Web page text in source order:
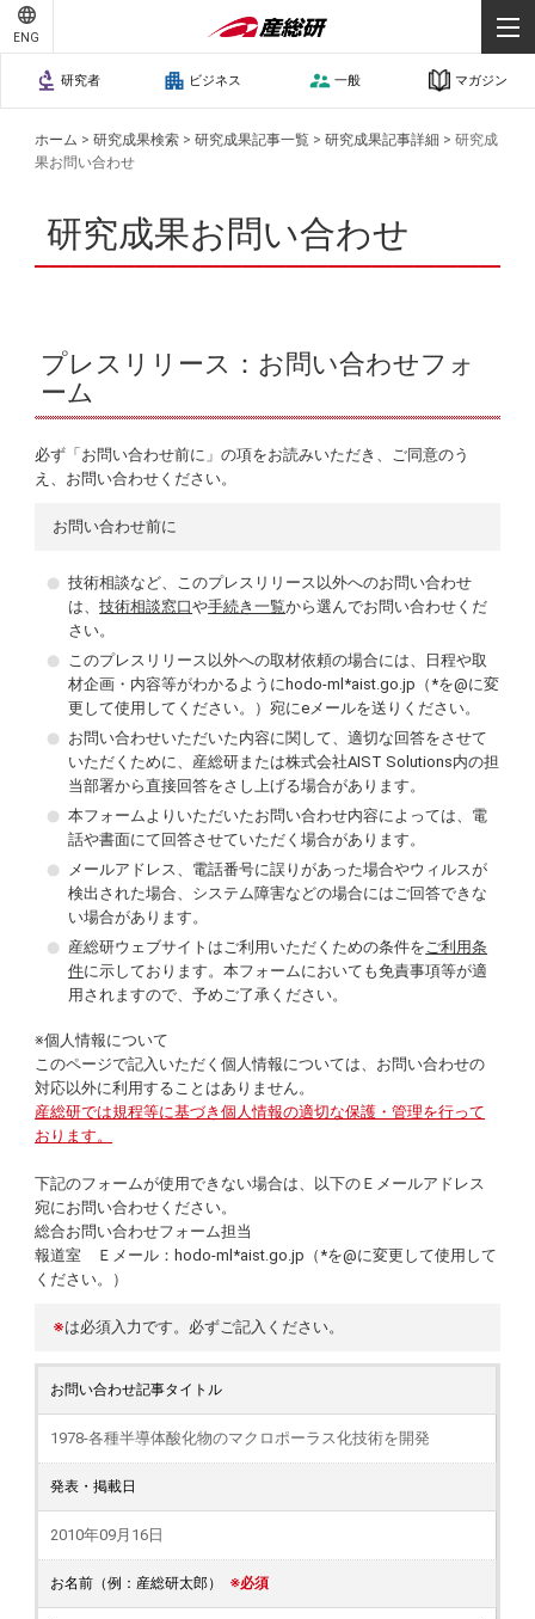
ENG
研究者 ビジネス 一般 マガジン
ホーム >研究成果検索 >研究成果記事一覧 >研究成果記事詳細 >研究成
果お問い合わせ
研究成果お問い合わせ
プレスリリース：お問い合わせフォ
ーム
必ず「お問い合わせ前に」の項をお読みいただき、ご同意のう
え、お問い合わせください。
お問い合わせ前に
技術相談など、このプレスリリース以外へのお問い合わせ
は、技術相談窓口や手続き一覧から選んでお問い合わせくだ
さい。
このプレスリリース以外への取材依頼の場合には、日程や取
材企画・内容等がわかるようにhodo-ml*aist.go.jp（*を@に変
更して使用してください。）宛にeメールを送りください。
お問い合わせいただいた内容に関して、適切な回答をさせて
いただくために、産総研または株式会社AIST Solutions内の担
当部署から直接回答をさし上げる場合があります。
本フォームよりいただいたお問い合わせ内容によっては、電
話や書面にて回答させていただく場合があります。
メールアドレス、電話番号に誤りがあった場合やウィルスが
検出された場合、システム障害などの場合にはご回答できな
い場合があります。
産総研ウェブサイトはご利用いただくための条件を ご利用条
件に示しております。本フォームにおいても免責事項等が適
用されますので、予めご了承ください。
※個人情報について
このページで記入いただく個人情報については、お問い合わせの
対応以外に利用することはありません。
産総研では規程等に基づき個人情報の適切な保護・管理を行って
おります。
下記のフォームが使用できない場合は、以下のＥメールアドレス
宛にお問い合わせください。
総合お問い合わせフォーム担当
報道室 Ｅメール：hodo-ml*aist.go.jp（*を@に変更して使用して
ください。）
※は必須入力です。必ずご記入ください。
お問い合わせ記事タイトル
1978-各種半導体酸化物のマクロポーラス化技術を開発
発表・掲載日
2010年09月16日
お名前（例：産総研太郎） ※必須